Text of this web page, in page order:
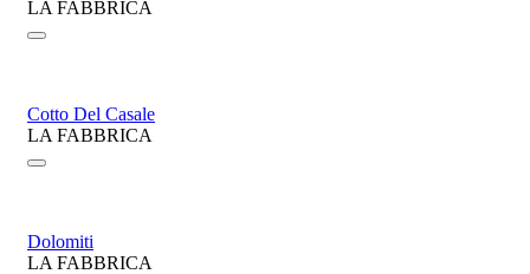
LA FABBRICA
Cotto Del Casale
LA FABBRICA
Dolomiti
LA FABBRICA